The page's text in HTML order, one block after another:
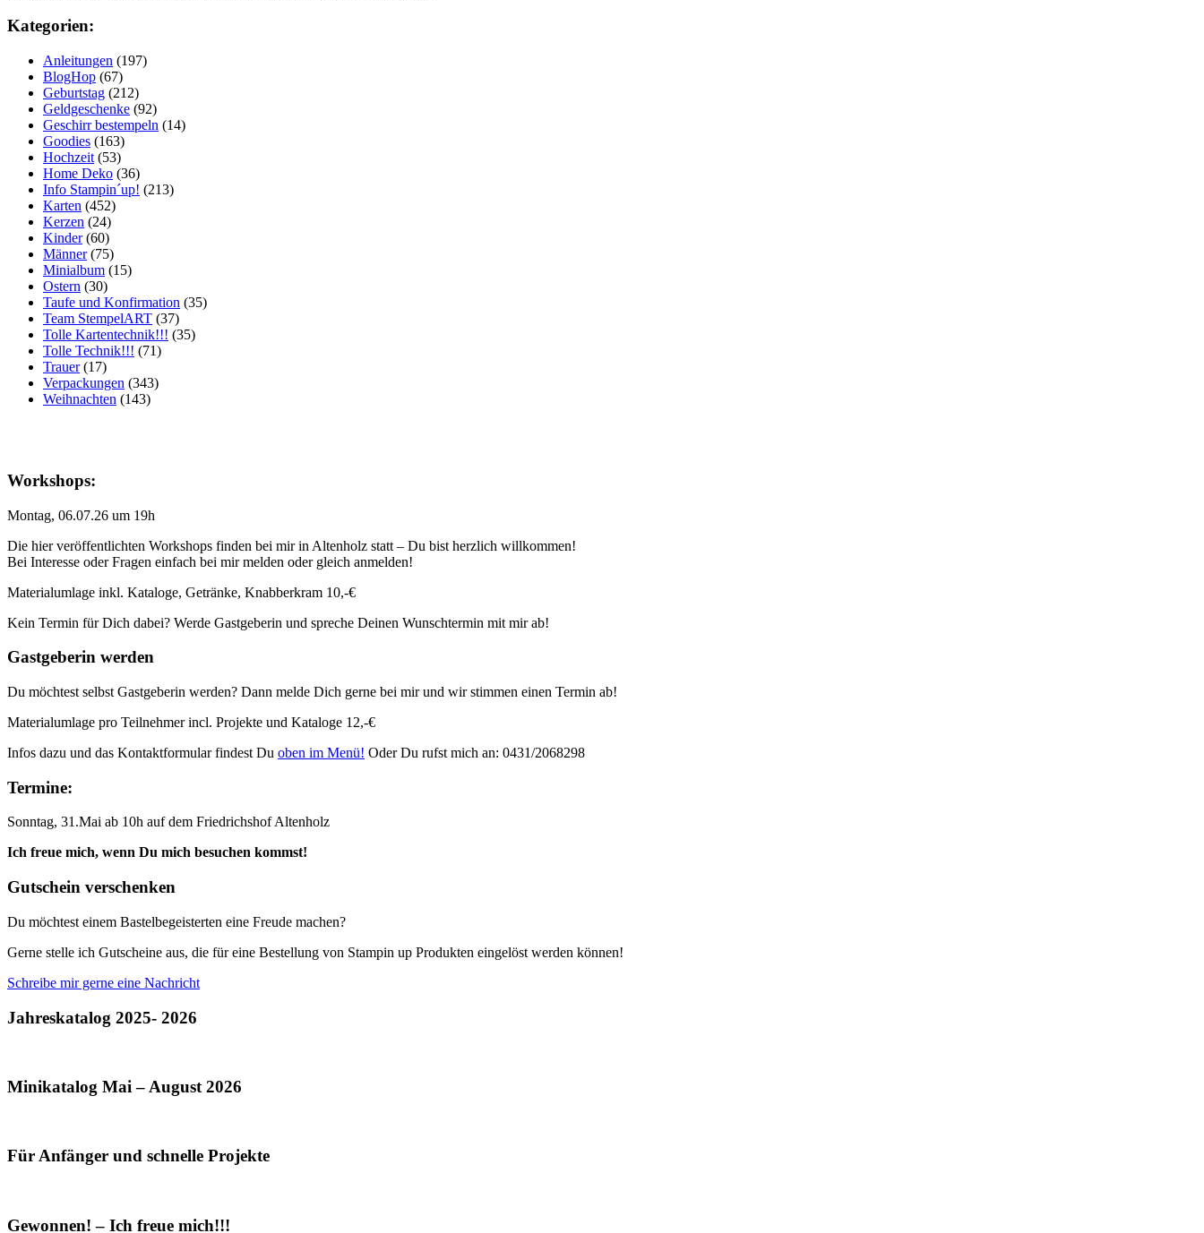
Kategorien:
Anleitungen (197)
BlogHop (67)
Geburtstag (212)
Geldgeschenke (92)
Geschirr bestempeln (14)
Goodies (163)
Hochzeit (53)
Home Deko (36)
Info Stampin´up! (213)
Karten (452)
Kerzen (24)
Kinder(60)
Männer(75)
Minialbum (15)
Ostern (30)
Taufe und Konfirmation (35)
Team StempelART (37)
Tolle Kartentechnik!!! (35)
Tolle Technik!!! (71)
Trauer(17)
Verpackungen (343)
Weihnachten (143)
Workshops:
Montag, 06.07.26 um 19h
Die hier veröffentlichten Workshops finden bei mir in Altenholz statt – Du bist herzlich willkommen!
Bei Interesse oder Fragen einfach bei mir melden oder gleich anmelden!
Materialumlage inkl. Kataloge, Getränke, Knabberkram 10,-€
Kein Termin für Dich dabei? Werde Gastgeberin und spreche Deinen Wunschtermin mit mir ab!
Gastgeberin werden
Du möchtest selbst Gastgeberin werden? Dann melde Dich gerne bei mir und wir stimmen einen Termin ab!
Materialumlage pro Teilnehmer incl. Projekte und Kataloge 12,-€
Infos dazu und das Kontaktformular findest Du oben im Menü! Oder Du rufst mich an: 0431/2068298
Termine:
Sonntag, 31.Mai ab 10h auf dem Friedrichshof Altenholz
Ich freue mich, wenn Du mich besuchen kommst!
Gutschein verschenken
Du möchtest einem Bastelbegeisterten eine Freude machen?
Gerne stelle ich Gutscheine aus, die für eine Bestellung von Stampin up Produkten eingelöst werden können!
Schreibe mir gerne eine Nachricht
Jahreskatalog 2025- 2026
Minikatalog Mai – August 2026
Für Anfänger und schnelle Projekte
Gewonnen! – Ich freue mich!!!